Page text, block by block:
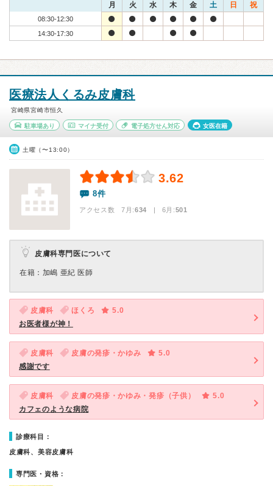
月 火 水 木 金 土 日 祝
08:30-12:30
14:30-17:30
医療法人くるみ皮膚科
宮崎県宮崎市恒久
駐車場あり マイナ受付 電子処方せん対応 女医在籍
土曜（〜13:00）
3.62
8件
アクセス数 7月:634 | 6月:501
皮膚科専門医について
在籍：加嶋 亜紀 医師
皮膚科 ほくろ
5.0
お医者様が神！
皮膚科 皮膚の発疹・かゆみ
5.0
感謝です
皮膚科 皮膚の発疹・かゆみ・発疹（子供）
5.0
カフェのような病院
診療科目：
皮膚科、美容皮膚科
専門医・資格：